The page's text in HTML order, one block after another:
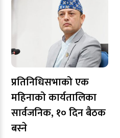
प्रतिनिधिसभाको एक
महिनाको कार्यतालिका
सार्वजनिक, १० दिन बैठक
बस्ने